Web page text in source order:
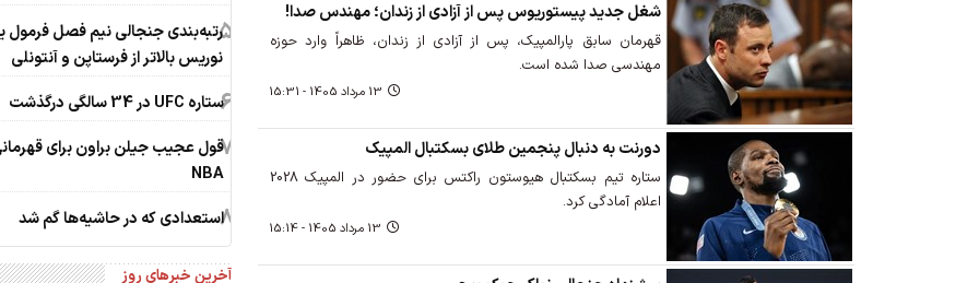
شغل جدید پیستوریوس پس از آزادی از زندان؛ مهندس صدا!
قهرمان سابق پارالمپیک، پس از آزادی از زندان، ظاهراً وارد حوزه
مهندسی صدا شده است.
13 مرداد 1405 - 15:31
دورنت به دنبال پنجمین طلای بسکتبال المپیک
ستاره تیم بسکتبال هیوستون راکتس برای حضور در المپیک 2028
اعلام آمادگی کرد.
13 مرداد 1405 - 15:14
5رتبه‌بندی جنجالی نیم فصل فرمول
نوریس بالاتر از فرستاپن و آنتونلی
6ستاره UFC در 34 سالگی درگذشت
7قول عجیب جیلن براون برای
NBA
8استعدادی که در حاشیه‌ها گم شد
آخرین خبرهای روز